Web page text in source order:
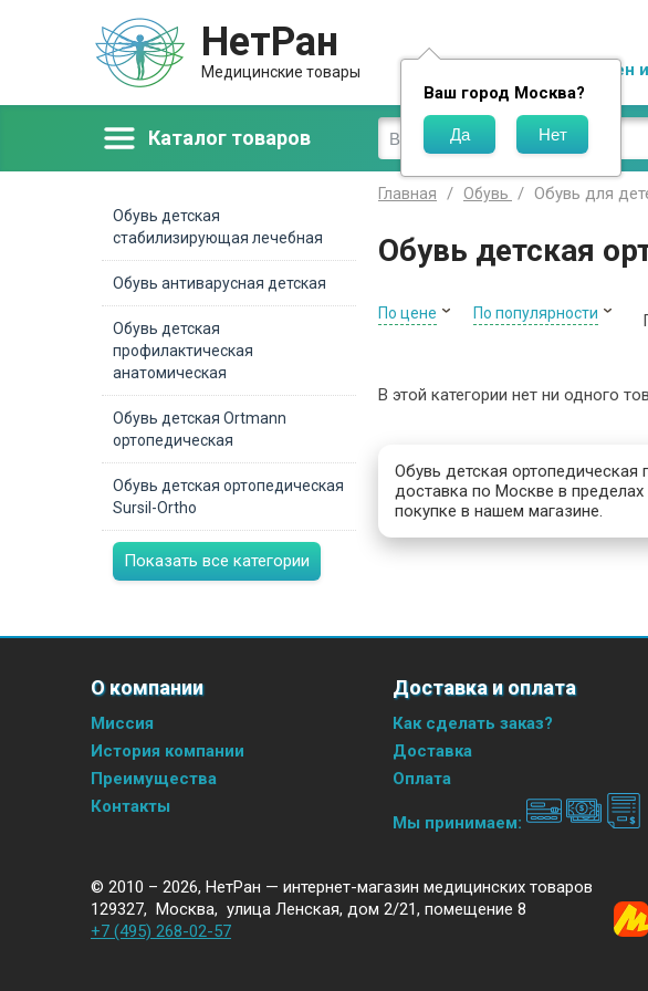
НетРан
Медицинские товары
Ваш город Москва?
Обмен
Каталог товаров
Обувь детская
стабилизирующая лечебная
Обувь антиварусная детская
Обувь детская
профилактическая
анатомическая
Обувь детская Ortmann
ортопедическая
Обувь детская ортопедическая
Sursil-Ortho
Показать все категории
Главная Обувь Обувь для
Обувь детская
По цене По популярности
В этой категории нет ни одного
Обувь детская ортопедическая
доставка по Москве в
покупке в нашем магазине.
О компании
Миссия
История компании
Преимущества
Контакты
Доставка и оплата
Как сделать заказ?
Доставка
Оплата
Мы принимаем:
© 2010 – 2026, НетРан — интернет-магазин медицинских товаров
129327, Москва, улица Ленская, дом 2/21, помещение 8
+7 (495) 268-02-57